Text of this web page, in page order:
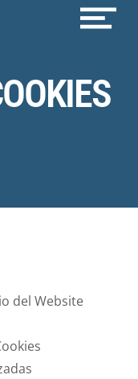
del Website